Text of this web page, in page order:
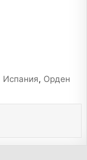
Испания, Орден